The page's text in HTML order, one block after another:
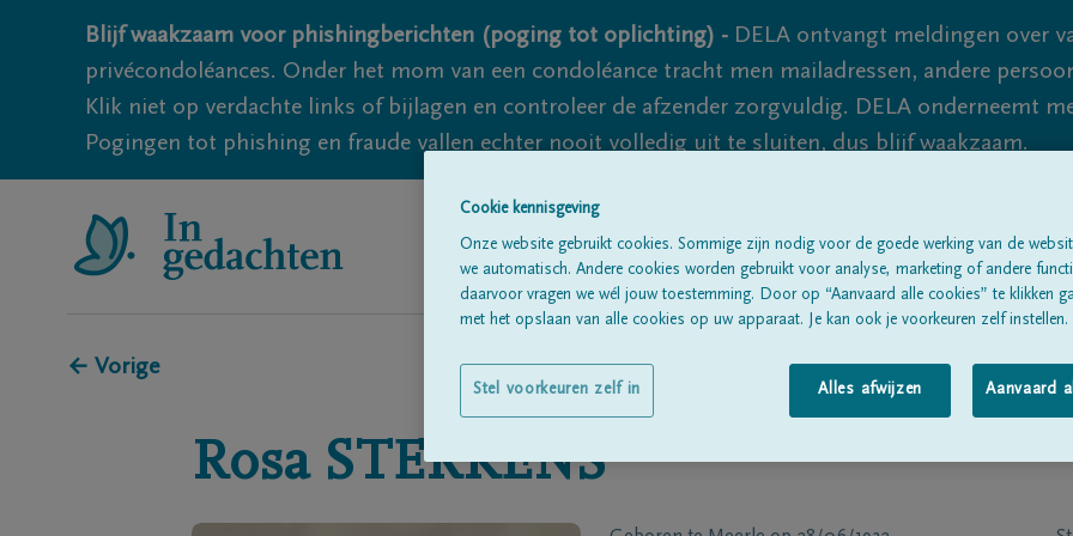
Blijf waakzaam voor phishingberichten (poging tot oplichting) - DELA ontvangt meldingen over
privécondoléances. Onder het mom van een condoléance tracht men mailadressen, andere
Klik niet op verdachte links of bijlagen en controleer de afzender zorgvuldig. DELA onderneemt
Pogingen tot phishing en fraude vallen echter nooit volledig uit te sluiten, dus blijf waakzaam.
Alle rouwberichtenOver ons
← Vorige
Rosa STERKENS
Cookie kennisgeving
Onze website gebruikt cookies. Sommige zijn nodig voor de goede werking van de
we automatisch. Andere cookies worden gebruikt voor analyse, marketing of andere
daarvoor vragen we wél jouw toestemming. Door op “Aanvaard alle cookies” te klikken
met het opslaan van alle cookies op uw apparaat. Je kan ook je voorkeuren zelf instellen.
Alles afwijzen Aanvaard
Stel voorkeuren zelf in